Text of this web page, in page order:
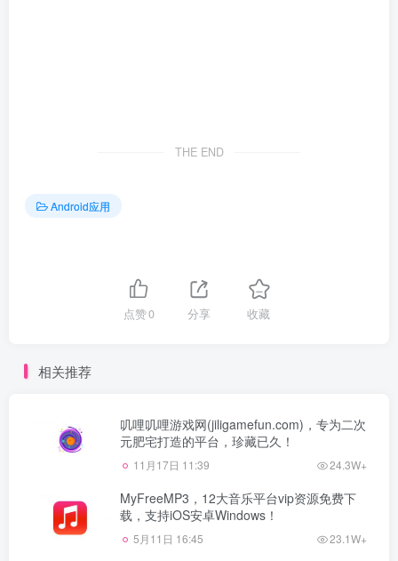
THE END
Android应用
点赞0 分享 收藏
相关推荐
叽哩叽哩游戏网(jiligamefun.com)，专为二次
元肥宅打造的平台，珍藏已久！
11月17日 11:39 24.3W+
MyFreeMP3，12大音乐平台vip资源免费下
载，支持iOS安卓Windows！
5月11日 16:45 23.1W+